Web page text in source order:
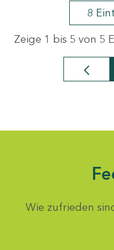
8
Zeige 1 bis 5 von 5
Wie zufrieden